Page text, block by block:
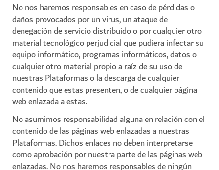
No nos haremos responsables en caso de pérdidas o
daños provocados por un virus, un ataque de
denegación de servicio distribuido o por cualquier otro
material tecnológico perjudicial que pudiera infectar su
equipo informático, programas informáticos, datos o
cualquier otro material propio a raíz de su uso de
nuestras Plataformas o la descarga de cualquier
contenido que estas presenten, o de cualquier página
web enlazada a estas.
No asumimos responsabilidad alguna en relación con el
contenido de las páginas web enlazadas a nuestras
Plataformas. Dichos enlaces no deben interpretarse
como aprobación por nuestra parte de las páginas web
enlazadas. No nos haremos responsables de ningún